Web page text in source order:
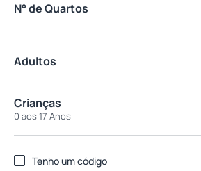
N° de Quartos
Adultos
Crianças
0 aos 17 Anos
Tenho um código